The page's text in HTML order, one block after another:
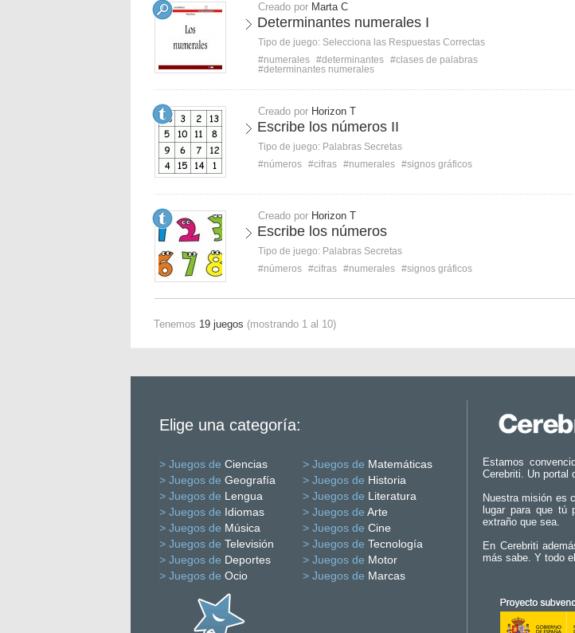
Creado por Marta C
Determinantes numerales I
Tipo de juego: Selecciona las Respuestas Correctas
#numerales #determinantes #clases de palabras
#determinantes numerales
Creado por Horizon T
Escribe los números II
Tipo de juego: Palabras Secretas
#números #cifras #numerales #signos gráficos
Creado por Horizon T
Escribe los números
Tipo de juego: Palabras Secretas
#números #cifras #numerales #signos gráficos
Tenemos 19 juegos (mostrando 1 al 10)
Elige una categoría:
> Juegos de Ciencias > Juegos de Matemáticas
> Juegos de Geografía > Juegos de Historia
> Juegos de Lengua > Juegos de Literatura
> Juegos de Idiomas > Juegos de Arte
> Juegos de Música > Juegos de Cine
> Juegos de Televisión > Juegos de Tecnología
> Juegos de Deportes > Juegos de Motor
> Juegos de Ocio > Juegos de Marcas
Estamos
Cerebriti. Un portal
Nuestra misión es
lugar para que tú
extraño que sea.
En Cerebriti
más sabe. Y todo